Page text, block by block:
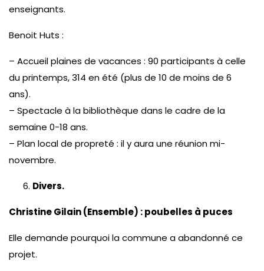
enseignants.
Benoit Huts :
– Accueil plaines de vacances : 90 participants à celle
du printemps, 314 en été (plus de 10 de moins de 6
ans).
– Spectacle à la bibliothèque dans le cadre de la
semaine 0-18 ans.
– Plan local de propreté : il y aura une réunion mi-
novembre.
Divers.
Christine Gilain (Ensemble) : poubelles à puces
Elle demande pourquoi la commune a abandonné ce
projet.